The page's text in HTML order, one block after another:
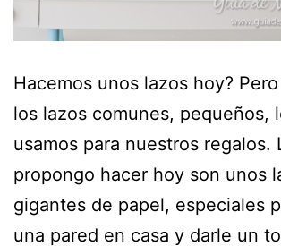
Hacemos unos lazos hoy?
los lazos comunes, pequeños,
usamos para nuestros regalos.
propongo hacer hoy son unos
gigantes de papel, especiales
una pared en casa y darle un